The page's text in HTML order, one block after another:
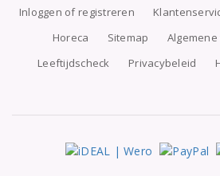
Inloggen of registreren
Horeca
Sitemap
Leeftijdscheck
Privacybeleid